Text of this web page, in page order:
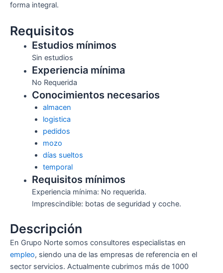
forma integral.
Requisitos
Estudios mínimos
Sin estudios
Experiencia mínima
No Requerida
Conocimientos necesarios
almacen
logistica
pedidos
mozo
días sueltos
temporal
Requisitos mínimos
Experiencia mínima: No requerida.
Imprescindible: botas de seguridad y coche.
Descripción
En Grupo Norte somos consultores especialistas en
empleo, siendo una de las empresas de referencia en el
sector servicios. Actualmente cubrimos más de 1000